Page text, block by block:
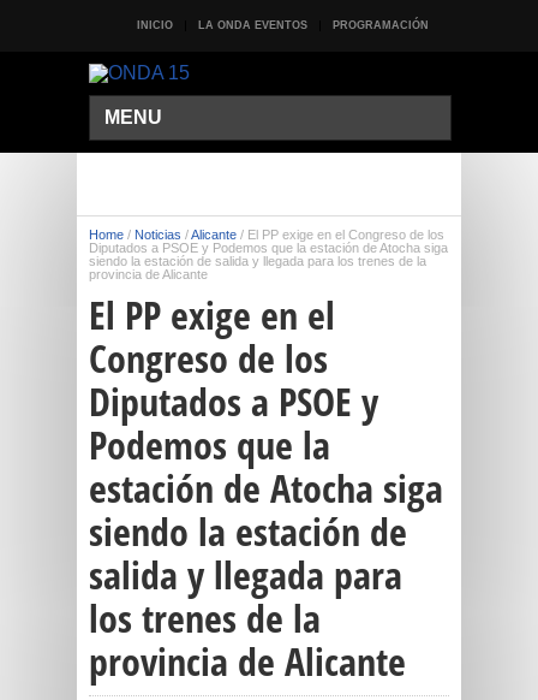
INICIO LA ONDA EVENTOS PROGRAMACIÓN
MENU
Home / Noticias /Alicante / El PP exige en el Congreso de los
Diputados a PSOE y Podemos que la estación de Atocha siga
siendo la estación de salida y llegada para los trenes de la
provincia de Alicante
El PP exige en el
Congreso de los
Diputados a PSOE y
Podemos que la
estación de Atocha siga
siendo la estación de
salida y llegada para
los trenes de la
provincia de Alicante